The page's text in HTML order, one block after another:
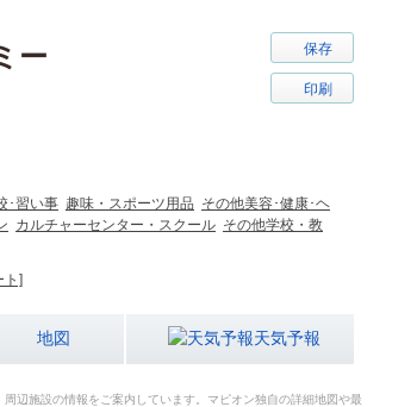
ー 保存
印刷
･習い事 趣味・スポーツ用品 その他美容･健康･ヘ
カルチャーセンター・スクール その他学校・教
ト]
地図 天気予報
辺施設の情報をご案内しています。マピオン独自の詳細地図や最